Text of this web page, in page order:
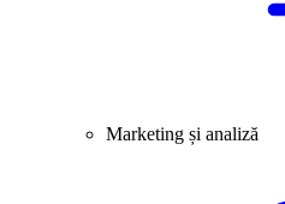
Marketing și analiză